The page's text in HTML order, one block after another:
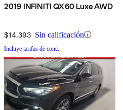
2019 INFINITI QX60 Luxe AWD
$14,393 Sin calificación
Incluye tarifas de conc.